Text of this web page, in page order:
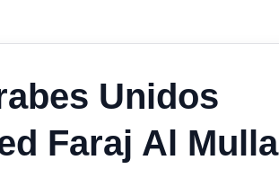
Unidos
Faraj Al Mulla